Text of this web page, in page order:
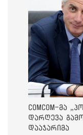
ComCom-მა
დარღევა
დააჯარიმა